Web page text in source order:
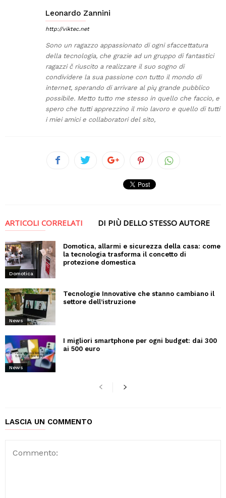
Leonardo Zannini
http://viktec.net
Sono un ragazzo appassionato di ogni sfaccettatura
della tecnologia, che grazie ad un gruppo di fantastici
ragazzi č riuscito a realizzare il suo sogno di
condividere la sua passione con tutto il mondo di
internet, sperando di arrivare al pių grande pubblico
possibile. Metto tutto me stesso in quello che faccio, e
spero che tutti apprezzino il mio lavoro e quello di tutti
i miei amici e collaboratori del sito,
ARTICOLI CORRELATI DI PIÙ DELLO STESSO AUTORE
Domotica
Domotica, allarmi e sicurezza della casa: come
la tecnologia trasforma il concetto di
protezione domestica
News
Tecnologie Innovative che stanno cambiano il
settore dell’istruzione
News
I migliori smartphone per ogni budget: dai 300
ai 500 euro
LASCIA UN COMMENTO